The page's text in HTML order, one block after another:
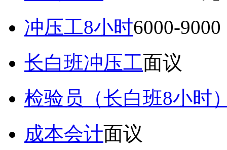
冲压工8小时6000-
长白班冲压工面议
检验员（长白班8小时
成本会计面议